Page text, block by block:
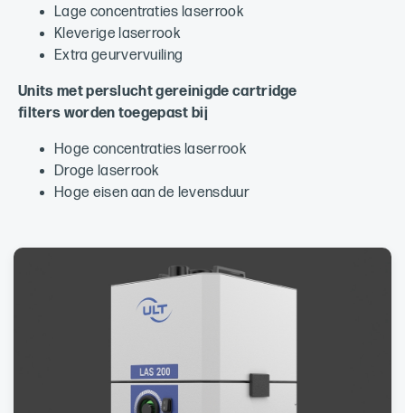
Lage concentraties laserrook
Kleverige laserrook
Extra geurvervuiling
Units met perslucht gereinigde cartridge
filters worden toegepast bij
Hoge concentraties laserrook
Droge laserrook
Hoge eisen aan de levensduur